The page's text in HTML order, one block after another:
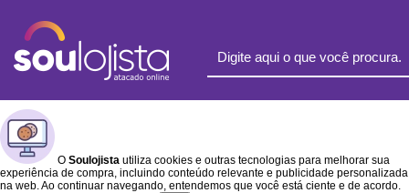
O Soulojista utiliza cookies e outras tecnologias para melhorar sua
experiência de compra, incluindo conteúdo relevante e publicidade personalizada
na web. Ao continuar navegando, entendemos que você está ciente e de acordo.